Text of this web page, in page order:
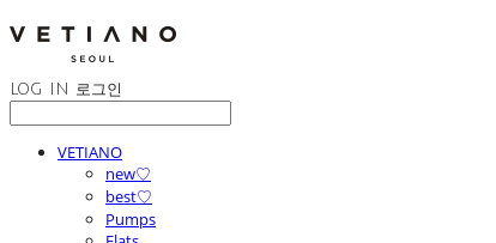
LOG IN 로그인
VETIANO
new♡
best♡
Pumps